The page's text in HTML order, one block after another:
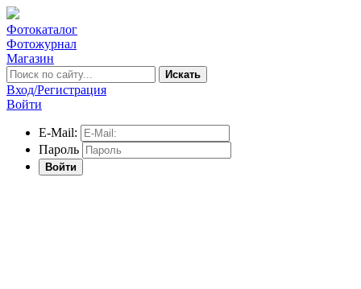
Фотокаталог
Фотожурнал
Магазин
Искать
Вход/Регистрация
Войти
E-Mail:
Пароль
Войти